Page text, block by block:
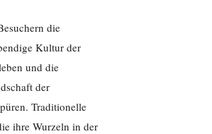
die
Kultur der
und die
der
Traditionelle
ihre Wurzeln in der